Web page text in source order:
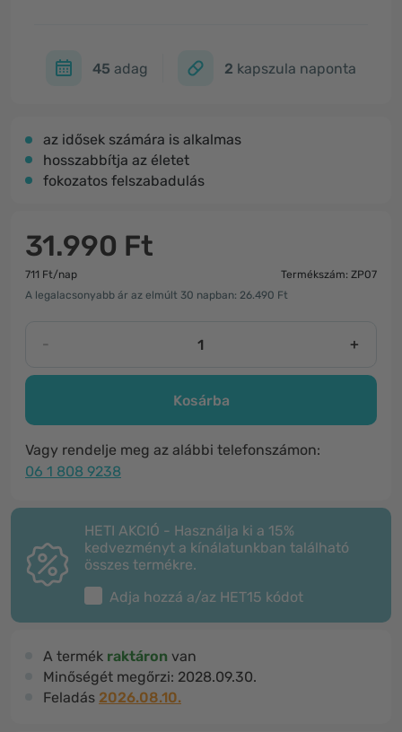
45 adag 2 kapszula naponta
az idősek számára is alkalmas
hosszabbítja az életet
fokozatos felszabadulás
31.990 Ft
711 Ft/nap
Termékszám: ZP07
A legalacsonyabb ár az elmúlt 30 napban: 26.490 Ft
- +
Kosárba
Vagy rendelje meg az alábbi telefonszámon:
06 1 808 9238
HETI AKCIÓ - Használja ki a 15%
kedvezményt a kínálatunkban található
összes termékre.
Adja hozzá a/az HET15 kódot
A termék raktáron van
Minőségét megőrzi: 2028.09.30.
Feladás 2026.08.10.